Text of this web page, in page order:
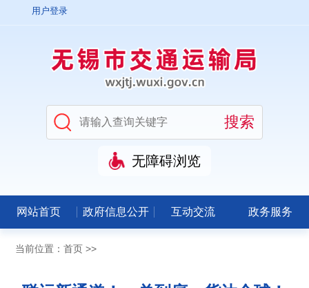
用户登录
无障碍浏览
网站首页 政府信息公开 互动交流 政务服务
当前位置： 首页>>